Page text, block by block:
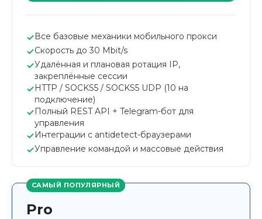
Все базовые механики мобильного прокси
Скорость до 30 Mbit/s
Удалённая и плановая ротация IP,
закреплённые сессии
HTTP / SOCKS5 / SOCKS5 UDP (10 на
подключение)
Полный REST API + Telegram-бот для
управления
Интеграции с antidetect-браузерами
Управление командой и массовые действия
САМЫЙ ПОПУЛЯРНЫЙ
Pro